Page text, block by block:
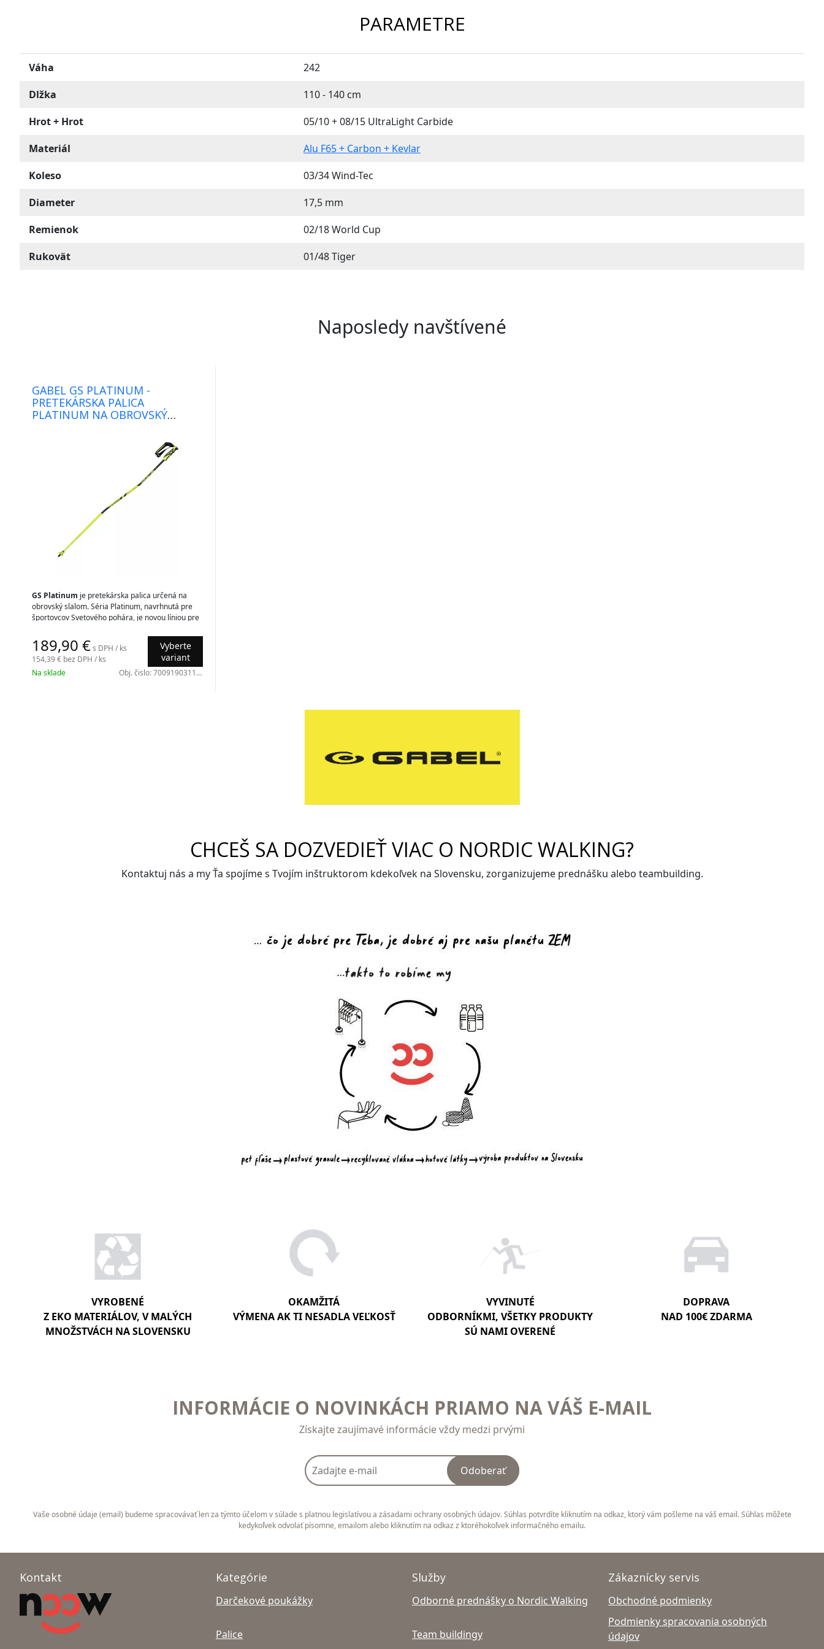
doplnky.
PARAMETRE
Váha
242
Dlžka
110 - 140 cm
Hrot + Hrot
05/10 + 08/15 UltraLight Carbide
Materiál
Alu F65 + Carbon + Kevlar
Koleso
03/34 Wind-Tec
Diameter
17,5 mm
Remienok
02/18 World Cup
Rukovät
01/48 Tiger
Naposledy navštívené
GABEL GS PLATINUM -
PRETEKÁRSKA PALICA
PLATINUM NA OBROVSKÝ
GS Platinum je pretekárska palica určená na
obrovský slalom. Séria Platinum, navrhnutá pre
športovcov Svetového pohára, je novou líniou pre
Gabel.
189,90 €s DPH / ks
154,39 € bez DPH / ks
Vyberte
variant
Na sklade Obj. čislo:7009190311150
CHCEŠ SA DOZVEDIEŤ VIAC O NORDIC WALKING?
Kontaktuj nás a my Ťa spojíme s Tvojím inštruktorom kdekoľvek na Slovensku, zorganizujeme prednášku alebo teambuilding.
VYROBENÉ
Z EKO MATERIÁLOV, V MALÝCH
MNOŽSTVÁCH NA SLOVENSKU
OKAMŽITÁ
VÝMENA AK TI NESADLA VEĽKOSŤ
VYVINUTÉ
ODBORNÍKMI, VŠETKY PRODUKTY
SÚ NAMI OVERENÉ
DOPRAVA
NAD 100€ ZDARMA
INFORMÁCIE O NOVINKÁCH PRIAMO NA VÁŠ E-MAIL
Získajte zaujímavé informácie vždy medzi prvými
Odoberať
Vaše osobné údaje (email) budeme spracovávať len za týmto účelom v súlade s platnou legislatívou a zásadami ochrany osobných údajov. Súhlas potvrdíte kliknutím na odkaz, ktorý vám pošleme na váš email. Súhlas môžete
kedykoľvek odvolať písomne, emailom alebo kliknutím na odkaz z ktoréhokoľvek informačného emailu.
Kontakt Kategórie
Darčekové poukážky
Palice
Služby
Odborné prednášky o Nordic Walking
Team buildingy
Zákaznícky servis
Obchodné podmienky
Podmienky spracovania osobných
údajov